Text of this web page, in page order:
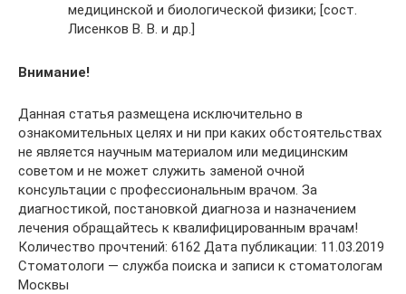
медицинской и биологической физики; [сост.
Лисенков В. В. и др.]
Внимание!
Данная статья размещена исключительно в
ознакомительных целях и ни при каких обстоятельствах
не является научным материалом или медицинским
советом и не может служить заменой очной
консультации с профессиональным врачом. За
диагностикой, постановкой диагноза и назначением
лечения обращайтесь к квалифицированным врачам!
Количество прочтений: 6162 Дата публикации: 11.03.2019
Стоматологи — служба поиска и записи к стоматологам
Москвы